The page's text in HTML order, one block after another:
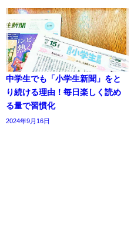
中学生でも「小学生新聞」をと
り続ける理由！毎日楽しく読め
る量で習慣化
2024年9月16日